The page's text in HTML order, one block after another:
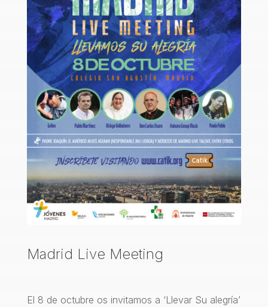
Madrid Live Meeting
El 8 de octubre os invitamos a ‘Llevar Su alegría’